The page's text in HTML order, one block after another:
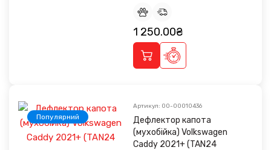
1 250.00₴
Популярний
Артикул: 00-00010436
Дефлектор капота
(мухобійка) Volkswagen
Caddy 2021+ (TAN24